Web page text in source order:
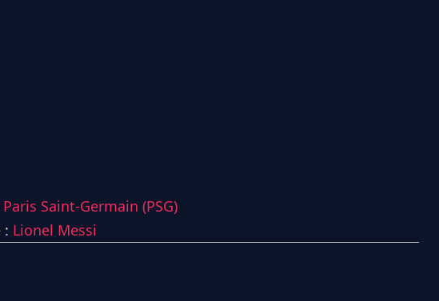
Paris Saint-Germain (PSG)
: Lionel Messi